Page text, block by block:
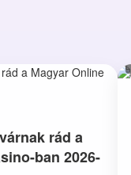
rád a
ban 2026-